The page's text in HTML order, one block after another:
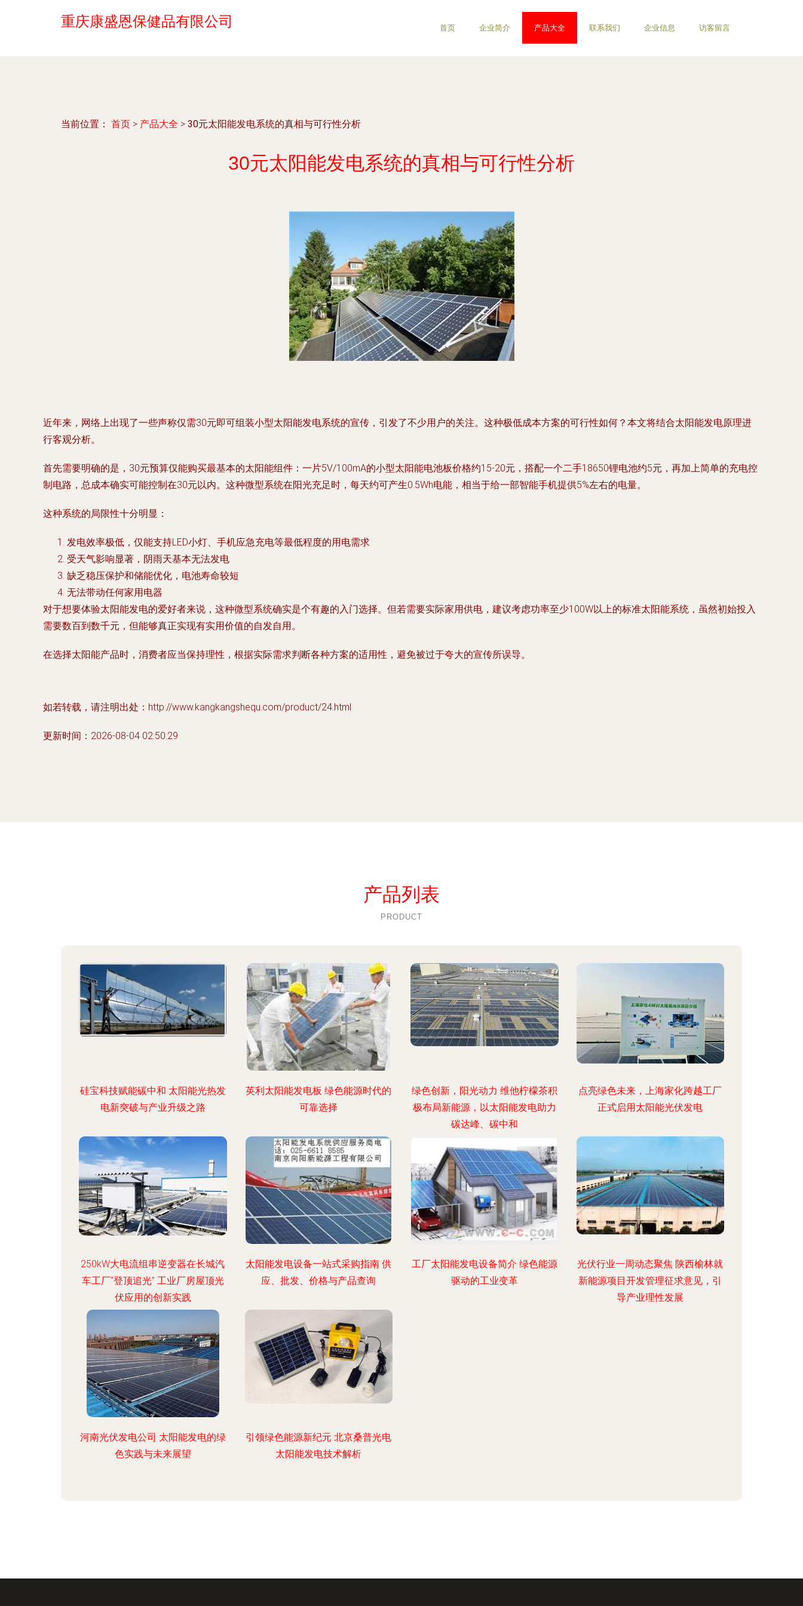
重庆康盛恩保健品有限公司 首页 企业简介 产品大全 联系我们 企业信息 访客留言
当前位置： 首页 > 产品大全 > 30元太阳能发电系统的真相与可行性分析
30元太阳能发电系统的真相与可行性分析
近年来，网络上出现了一些声称仅需30元即可组装小型太阳能发电系统的宣传，引发了不少用户的关注。这种极低成本方案的可行性如何？本文将结合太阳能发电原理进
行客观分析。
首先需要明确的是，30元预算仅能购买最基本的太阳能组件：一片5V/100mA的小型太阳能电池板价格约15-20元，搭配一个二手18650锂电池约5元，再加上简单的充电控
制电路，总成本确实可能控制在30元以内。这种微型系统在阳光充足时，每天约可产生0.5Wh电能，相当于给一部智能手机提供5%左右的电量。
这种系统的局限性十分明显：
发电效率极低，仅能支持LED小灯、手机应急充电等最低程度的用电需求
受天气影响显著，阴雨天基本无法发电
缺乏稳压保护和储能优化，电池寿命较短
无法带动任何家用电器
对于想要体验太阳能发电的爱好者来说，这种微型系统确实是个有趣的入门选择。但若需要实际家用供电，建议考虑功率至少100W以上的标准太阳能系统，虽然初始投入
需要数百到数千元，但能够真正实现有实用价值的自发自用。
在选择太阳能产品时，消费者应当保持理性，根据实际需求判断各种方案的适用性，避免被过于夸大的宣传所误导。
如若转载，请注明出处：http://www.kangkangshequ.com/product/24.html
更新时间：2026-08-04 02:50:29
产品列表
PRODUCT
硅宝科技赋能碳中和 太阳能光热发
电新突破与产业升级之路
英利太阳能发电板 绿色能源时代的
可靠选择
绿色创新，阳光动力 维他柠檬茶积
极布局新能源，以太阳能发电助力
碳达峰、碳中和
点亮绿色未来，上海家化跨越工厂
正式启用太阳能光伏发电
250kW大电流组串逆变器在长城汽
车工厂“登顶追光” 工业厂房屋顶光
伏应用的创新实践
太阳能发电设备一站式采购指南 供
应、批发、价格与产品查询
工厂太阳能发电设备简介 绿色能源
驱动的工业变革
光伏行业一周动态聚焦 陕西榆林就
新能源项目开发管理征求意见，引
导产业理性发展
河南光伏发电公司 太阳能发电的绿
色实践与未来展望
引领绿色能源新纪元 北京桑普光电
太阳能发电技术解析